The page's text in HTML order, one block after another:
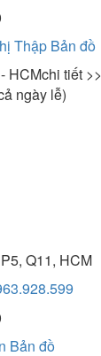
Thập Bản đồ
HCMchi tiết >>
ngày lễ)
Q11, HCM
Bản đồ